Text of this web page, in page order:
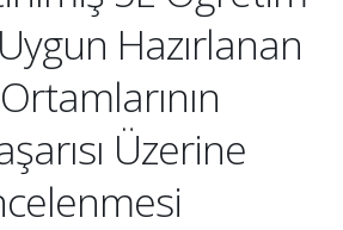
Hazırlanan
Üzerine